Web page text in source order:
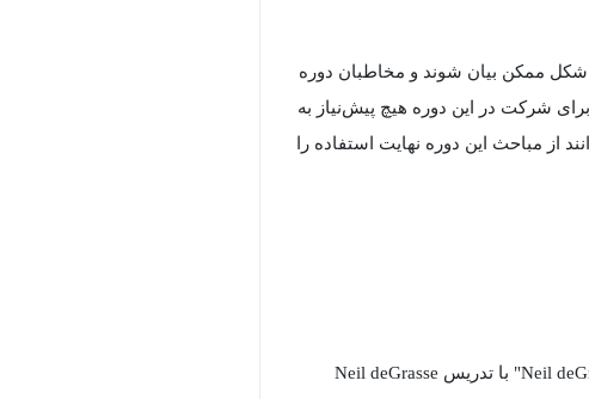
شکل ممکن بیان شوند و مخاطبان دوره
شرکت در این دوره هیچ پیش‌نیاز به
مباحث این دوره نهایت استفاده را
دوره "Neil deGrasse Tyson Teaches Scientific Thinking and Communication" با تدریس Neil deGrasse